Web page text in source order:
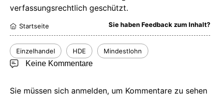
verfassungsrechtlich geschützt.
Startseite Sie haben Feedback zum Inhalt?
Einzelhandel HDE Mindestlohn
Keine Kommentare
Sie müssen sich anmelden, um Kommentare zu sehen